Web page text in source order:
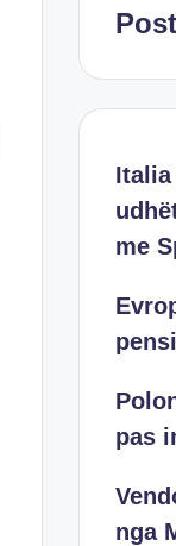
Italia
me
pas
nga